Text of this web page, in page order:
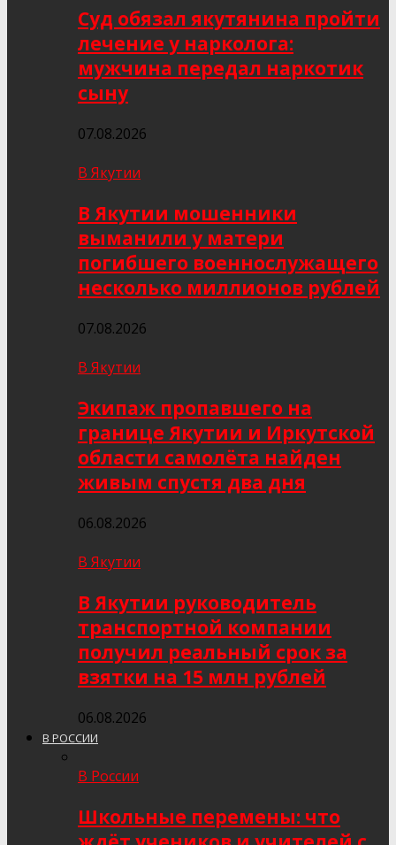
Суд обязал якутянина пройти
лечение у нарколога:
мужчина передал наркотик
сыну
07.08.2026
В Якутии
В Якутии мошенники
выманили у матери
погибшего военнослужащего
несколько миллионов рублей
07.08.2026
В Якутии
Экипаж пропавшего на
границе Якутии и Иркутской
области самолёта найден
живым спустя два дня
06.08.2026
В Якутии
В Якутии руководитель
транспортной компании
получил реальный срок за
взятки на 15 млн рублей
06.08.2026
В РОССИИ
В России
Школьные перемены: что